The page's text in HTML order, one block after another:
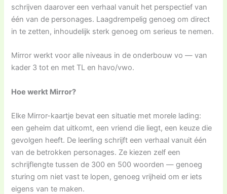
schrijven daarover een verhaal vanuit het perspectief van
één van de personages. Laagdrempelig genoeg om direct
in te zetten, inhoudelijk sterk genoeg om serieus te nemen.
Mirror werkt voor alle niveaus in de onderbouw vo — van
kader 3 tot en met TL en havo/vwo.
Hoe werkt Mirror?
Elke Mirror-kaartje bevat een situatie met morele lading:
een geheim dat uitkomt, een vriend die liegt, een keuze die
gevolgen heeft. De leerling schrijft een verhaal vanuit één
van de betrokken personages. Ze kiezen zelf een
schrijflengte tussen de 300 en 500 woorden — genoeg
sturing om niet vast te lopen, genoeg vrijheid om er iets
eigens van te maken.